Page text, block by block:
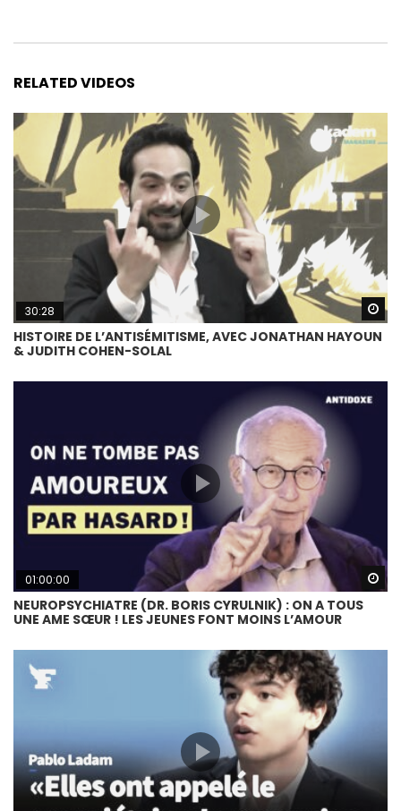
RELATED VIDEOS
30:28
HISTOIRE DE L’ANTISÉMITISME, AVEC JONATHAN HAYOUN
& JUDITH COHEN-SOLAL
01:00:00
NEUROPSYCHIATRE (DR. BORIS CYRULNIK) : ON A TOUS
UNE AME SŒUR ! LES JEUNES FONT MOINS L’AMOUR